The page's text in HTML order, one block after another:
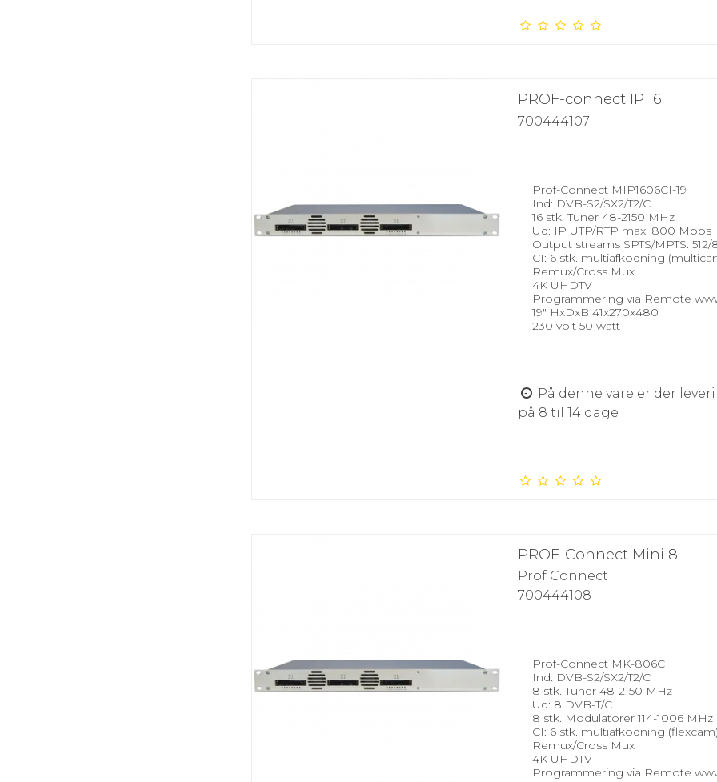
PROF-connect IP 16
700444107
Prof-Connect MIP1606CI-19
Ind: DVB-S2/SX2/T2/C
16 stk. Tuner 48-2150 MHz
Ud: IP UTP/RTP max. 800 Mbps
Output streams SPTS/MPTS: 512/
CI: 6 stk. multiafkodning
Remux/Cross Mux
4K UHDTV
Programmering via Remote
19" HxDxB 41x270x480
230 volt 50 watt
På denne vare er der
på 8 til 14 dage
PROF-Connect Mini 8
Prof Connect
700444108
Prof-Connect MK-806CI
Ind: DVB-S2/SX2/T2/C
8 stk. Tuner 48-2150 MHz
Ud: 8 DVB-T/C
8 stk. Modulatorer 114-1006 MHz
CI: 6 stk. multiafkodning (flexcam)
Remux/Cross Mux
4K UHDTV
Programmering via Remote